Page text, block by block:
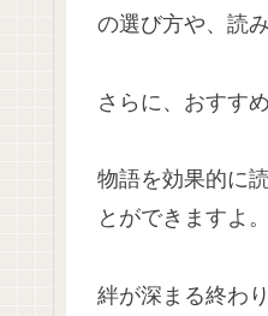
の選び方や、読
さらに、おすす
物語を効果的に
とができますよ。
絆が深まる終わ